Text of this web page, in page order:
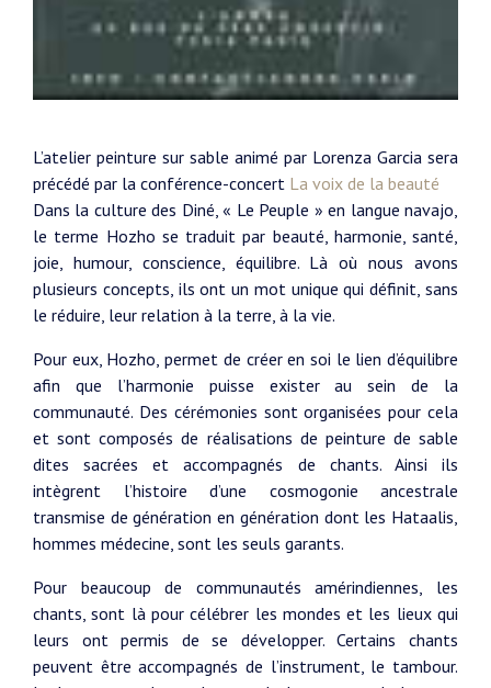
L’atelier peinture sur sable animé par Lorenza Garcia sera
précédé par la conférence-concert La voix de la beauté
Dans la culture des Diné, « Le Peuple » en langue navajo,
le terme Hozho se traduit par beauté, harmonie, santé,
joie, humour, conscience, équilibre. Là où nous avons
plusieurs concepts, ils ont un mot unique qui définit, sans
le réduire, leur relation à la terre, à la vie.
Pour eux, Hozho, permet de créer en soi le lien d’équilibre
afin que l’harmonie puisse exister au sein de la
communauté. Des cérémonies sont organisées pour cela
et sont composés de réalisations de peinture de sable
dites sacrées et accompagnés de chants. Ainsi ils
intègrent l’histoire d’une cosmogonie ancestrale
transmise de génération en génération dont les Hataalis,
hommes médecine, sont les seuls garants.
Pour beaucoup de communautés amérindiennes, les
chants, sont là pour célébrer les mondes et les lieux qui
leurs ont permis de se développer. Certains chants
peuvent être accompagnés de l’instrument, le tambour.